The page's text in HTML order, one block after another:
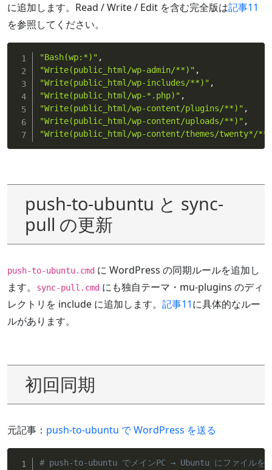
に追加します。Read / Write / Edit を含む完全版は記事11
を参照してください。
"Bash(wp:*)" ,
"Write(public_html/wp-admin/**)" ,
"Write(public_html/wp-includes/**)" ,
"Write(public_html/wp-*.php)" ,
"Write(public_html/wp-content/plugins/**)" ,
"Write(public_html/wp-content/uploads/**)" ,
"Write(public_html/wp-content/themes/twenty*/
push-to-ubuntu と sync-
pull の更新
push-to-ubuntu.cmd に WordPress の同期ルールを追加し
ます。
sync-pull.cmd にも独自テーマ・mu-plugins のディ
レクトリを include に追加します。 記事11に具体的なルー
ルがあります。
初回同期
元記事： push-to-ubuntu で WordPress を送る
# push-to-ubuntu でメインPC → Ubuntu にファイルを